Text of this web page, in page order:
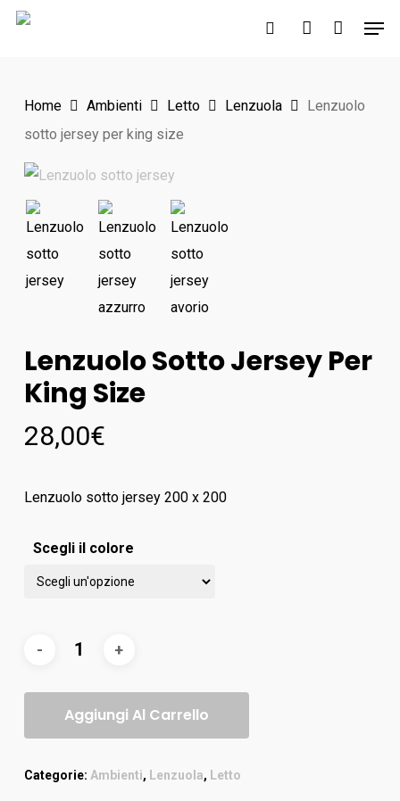
Skip
search account
Home Ambienti Letto Lenzuola
Lenzuolo
sotto jersey per king size
Lenzuolo Sotto Jersey Per
King Size
28,00€
Lenzuolo sotto jersey 200 x 200
Scegli il colore
Aggiungi Al Carrello
Categorie: Ambienti, Lenzuola, Letto